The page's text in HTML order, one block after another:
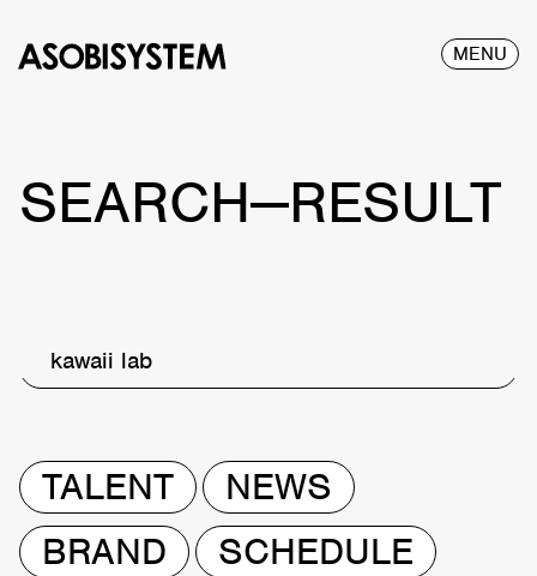
MENU
SEARCH—RESULT
kawaii lab
TALENT
NEWS
BRAND
SCHEDULE